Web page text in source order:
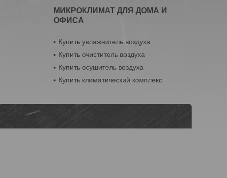
МИКРОКЛИМАТ ДЛЯ ДОМА И
ОФИСА
Купить увлажнитель воздуха
Купить очиститель воздуха
Купить осушитель воздуха
Купить климатический комплекс